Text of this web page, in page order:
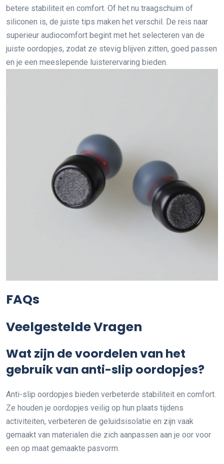
betere stabiliteit en comfort. Of het nu traagschuim of
siliconen is, de juiste tips maken het verschil. De reis naar
superieur audiocomfort begint met het selecteren van de
juiste oordopjes, zodat ze stevig blijven zitten, goed passen
en je een meeslepende luisterervaring bieden.
FAQs
Veelgestelde Vragen
Wat zijn de voordelen van het
gebruik van anti-slip oordopjes?
Anti-slip oordopjes bieden verbeterde stabiliteit en comfort.
Ze houden je oordopjes veilig op hun plaats tijdens
activiteiten, verbeteren de geluidsisolatie en zijn vaak
gemaakt van materialen die zich aanpassen aan je oor voor
een op maat gemaakte pasvorm.